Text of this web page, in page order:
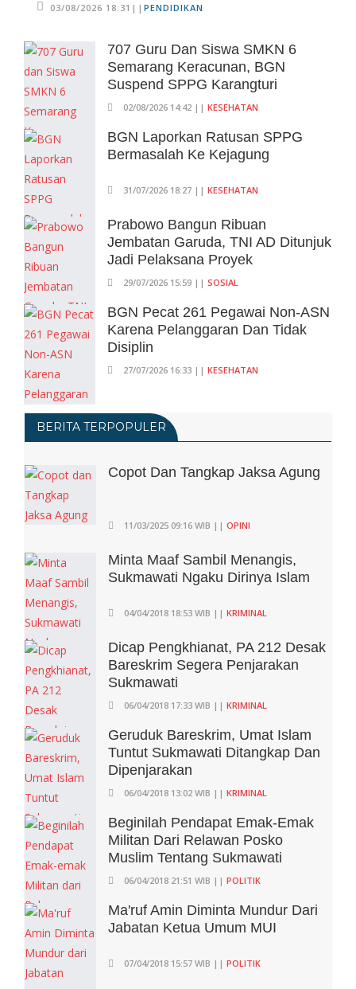
03/08/2026 18:31|| PENDIDIKAN
707 Guru Dan Siswa SMKN 6
Semarang Keracunan, BGN
Suspend SPPG Karangturi
02/08/2026 14:42 || KESEHATAN
BGN Laporkan Ratusan SPPG
Bermasalah Ke Kejagung
31/07/2026 18:27 || KESEHATAN
Prabowo Bangun Ribuan
Jembatan Garuda, TNI AD Ditunjuk
Jadi Pelaksana Proyek
29/07/2026 15:59 || SOSIAL
BGN Pecat 261 Pegawai Non-ASN
Karena Pelanggaran Dan Tidak
Disiplin
27/07/2026 16:33 || KESEHATAN
BERITA TERPOPULER
Copot Dan Tangkap Jaksa Agung
11/03/2025 09:16 WIB || OPINI
Minta Maaf Sambil Menangis,
Sukmawati Ngaku Dirinya Islam
04/04/2018 18:53 WIB || KRIMINAL
Dicap Pengkhianat, PA 212 Desak
Bareskrim Segera Penjarakan
Sukmawati
06/04/2018 17:33 WIB || KRIMINAL
Geruduk Bareskrim, Umat Islam
Tuntut Sukmawati Ditangkap Dan
Dipenjarakan
06/04/2018 13:02 WIB || KRIMINAL
Beginilah Pendapat Emak-Emak
Militan Dari Relawan Posko
Muslim Tentang Sukmawati
06/04/2018 21:51 WIB || POLITIK
Ma'ruf Amin Diminta Mundur Dari
Jabatan Ketua Umum MUI
07/04/2018 15:57 WIB || POLITIK